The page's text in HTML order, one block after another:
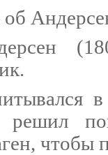
решил
чтобы